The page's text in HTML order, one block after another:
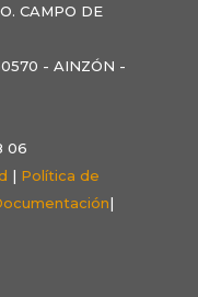
CAMPO DE
- AINZÓN -
06
| Política de
|